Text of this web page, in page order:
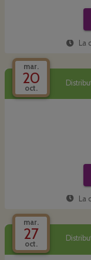
La
mar.
20
oct.
La
mar.
27
oct.